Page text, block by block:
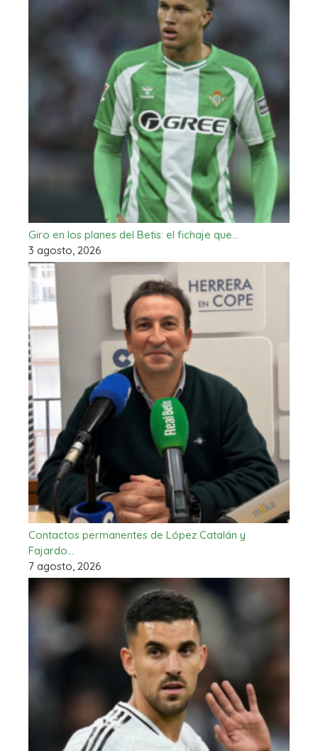
Giro en los planes del Betis: el fichaje que…
3 agosto, 2026
Contactos permanentes de López Catalán y
Fajardo…
7 agosto, 2026